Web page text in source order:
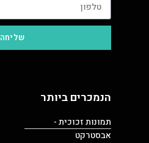
שליחה
הנמכרים ביותר
תמונות זכוכית -
אבסטרקט